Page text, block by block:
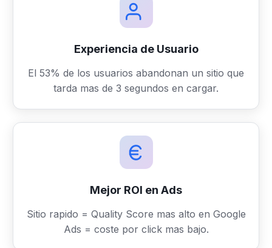
Experiencia de Usuario
El 53% de los usuarios abandonan un sitio que
tarda mas de 3 segundos en cargar.
Mejor ROI en Ads
Sitio rapido = Quality Score mas alto en Google
Ads = coste por click mas bajo.